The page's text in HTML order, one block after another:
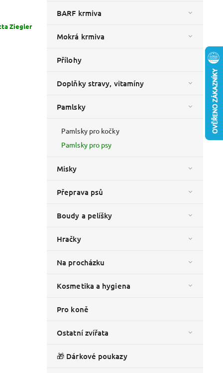
BARF krmiva
Mokrá krmiva
Přílohy
Doplňky stravy, vitamíny
Pamlsky
Pamlsky pro kočky
Pamlsky pro psy
Misky
Přeprava psů
Boudy a pelíšky
Hračky
Na procházku
Kosmetika a hygiena
Pro koně
Ostatní zvířata
🎁 Dárkové poukazy
Ziegler